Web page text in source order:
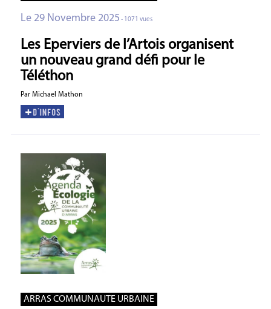
Le 29 Novembre 2025 - 1071 vues
Les Eperviers de l’Artois organisent
un nouveau grand défi pour le
Téléthon
Par Michael Mathon
ARRAS COMMUNAUTE URBAINE